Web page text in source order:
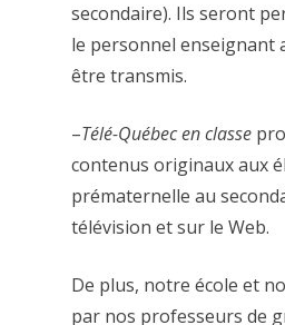
secondaire). Ils seront
le personnel enseignant
être transmis.
–Télé-Québec en classe
contenus originaux aux
prématernelle au
télévision et sur le Web.
De plus, notre école et
par nos professeurs de